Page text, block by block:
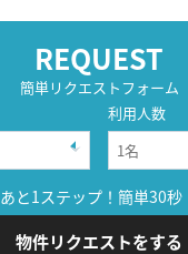
REQUEST
簡単リクエストフォーム
利用人数
あと1ステップ！簡単30秒
物件リクエストをする